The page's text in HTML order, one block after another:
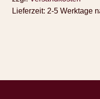
Lieferzeit: 2-5 Werktage